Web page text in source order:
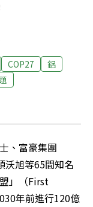
COP27
鋁
、富豪集團
沃旭等65間知名
」（First
年前進行120億